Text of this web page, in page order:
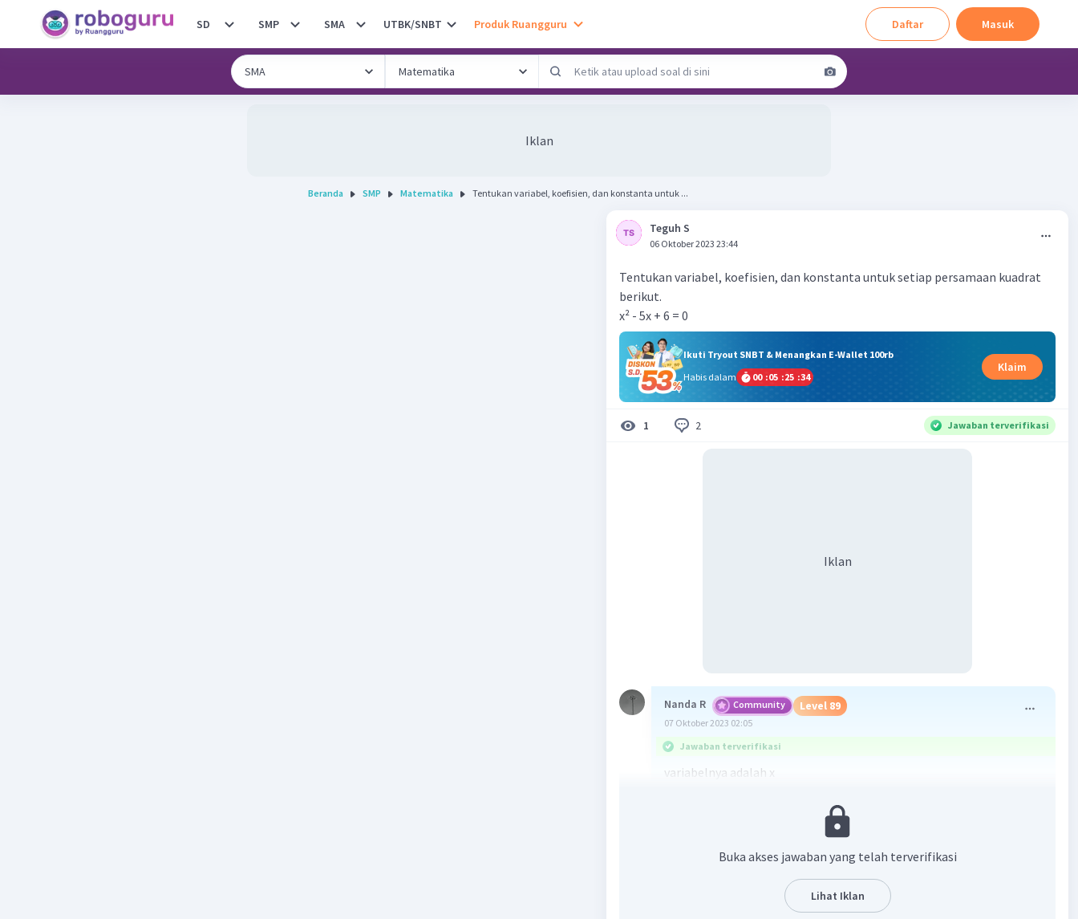
SD SMP SMA UTBK/SNBT Produk Ruangguru Daftar Masuk
Iklan
Beranda SMP Matematika Tentukan variabel, koefisien, dan konstanta untuk ...
Teguh S
06 Oktober 2023 23:44
Tentukan variabel, koefisien, dan konstanta untuk setiap persamaan kuadrat
berikut.
x² - 5x + 6 = 0
Ikuti Tryout SNBT & Menangkan E-Wallet 100rb
Habis dalam
00 :05 :25 :34
Klaim
1 2 Jawaban terverifikasi
Iklan
Nanda R Community Level 89
07 Oktober 2023 02:05
Jawaban terverifikasi
variabelnya adalah x
Buka akses jawaban yang telah terverifikasi
Lihat Iklan